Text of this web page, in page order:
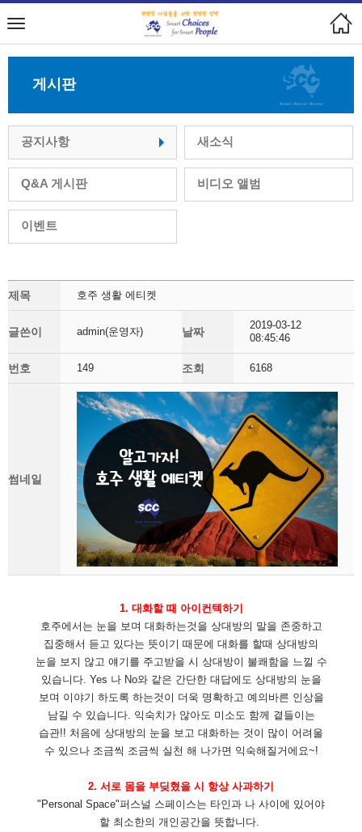
게시판
공지사항 새소식
Q&A 게시판 비디오 앨범
이벤트
제목 호주 생활 에티켓
글쓴이 admin(운영자) 날짜
2019-03-12
08:45:46
번호 149 조회 6168
썸네일
1. 대화할 때 아이컨텍하기
호주에서는 눈을 보며 대화하는것을 상대방의 말을 존중하고
집중해서 듣고 있다는 뜻이기 때문에 대화를 할때 상대방의
눈을 보지 않고 얘기를 주고받을 시 상대방이 불쾌함을 느낄 수
있습니다. Yes 나 No와 같은 간단한 대답에도 상대방의 눈을
보며 이야기 하도록 하는것이 더욱 명확하고 예의바른 인상을
남길 수 있습니다. 익숙치가 않아도 미소도 함께 곁들이는
습관!! 처음에 상대방의 눈을 보고 대화하는 것이 많이 어려울
수 있으나 조금씩 조금씩 실천 해 나가면 익숙해질거에요~!
2. 서로 몸을 부딪혔을 시 항상 사과하기
"Personal Space"퍼스널 스페이스는 타인과 나 사이에 있어야
할 최소한의 개인공간을 뜻합니다.